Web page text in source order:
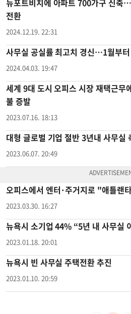
뉴포트비치에 아파트 700가구 신축
전환
2024.12.19. 22:31
사무실 공실률 최고치 경신…1월부
2024.04.03. 19:47
세계 9대 도시 오피스 시장 재택근무
불 증발
2023.07.16. 18:13
대형 글로벌 기업 절반 3년내 사무실
2023.06.07. 20:49
오피스에서 엔터·주거지로 "애틀랜
2023.03.30. 16:27
뉴욕시 소기업 44% “5년 내 사무실
2023.01.18. 20:01
뉴욕시 빈 사무실 주택전환 추진
2023.01.10. 20:59